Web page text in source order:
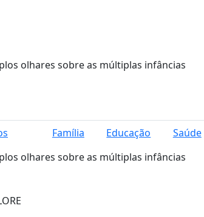
olhares sobre as múltiplas infâncias
Família Educação Saúde
olhares sobre as múltiplas infâncias